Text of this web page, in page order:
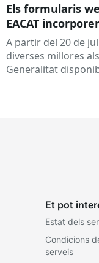
Els formularis
EACAT
la tramitació
A partir del 20 de
diverses millores
Generalitat
Et pot
Estat dels
Condicions
serveis